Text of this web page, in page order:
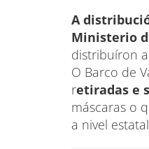
A
Ministerio
distribuíron
O Barco de
retiradas e
máscaras o
a nivel